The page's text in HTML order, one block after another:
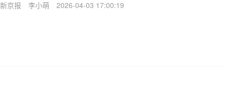
新京报 李小萌 2026-04-03 17:00:19